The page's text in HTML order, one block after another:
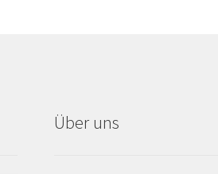
Über uns